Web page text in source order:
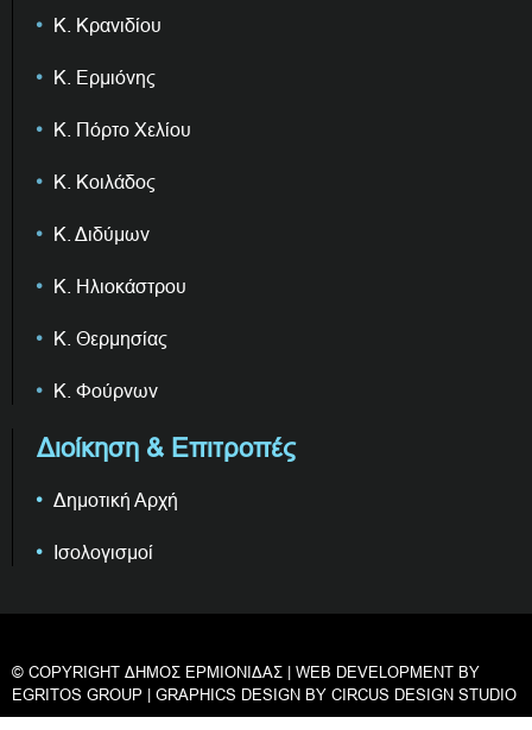
Κ. Κρανιδίου
Κ. Ερμιόνης
Κ. Πόρτο Χελίου
Κ. Κοιλάδος
Κ. Διδύμων
Κ. Ηλιοκάστρου
Κ. Θερμησίας
Κ. Φούρνων
Διοίκηση & Επιτροπές
Δημοτική Αρχή
Ισολογισμοί
© COPYRIGHT ΔΗΜΟΣ ΕΡΜΙΟΝΙΔΑΣ | WEB DEVELOPMENT BY
EGRITOS GROUP | GRAPHICS DESIGN BY CIRCUS DESIGN STUDIO